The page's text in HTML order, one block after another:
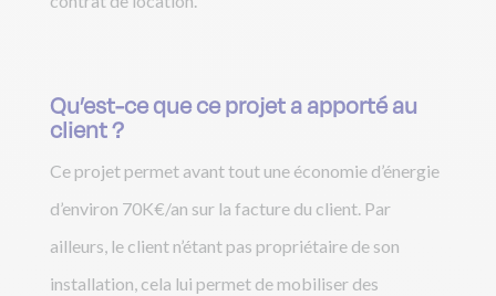
Qu’est-ce que ce projet a apporté au
client ?
Ce projet permet avant tout une économie d’énergie
d’environ 70K€/an sur la facture du client. Par
ailleurs, le client n’étant pas propriétaire de son
installation, cela lui permet de mobiliser des